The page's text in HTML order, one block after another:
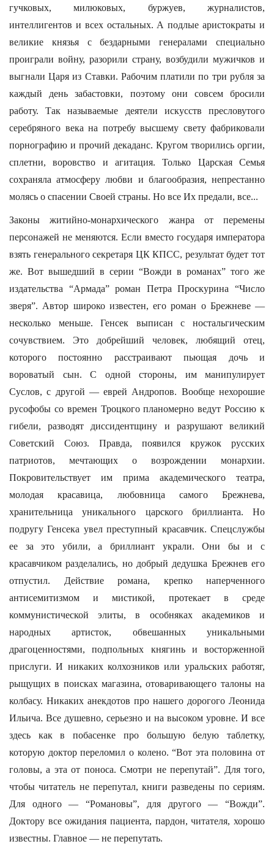
гучковых, милюковых, буржуев, журналистов,
интеллигентов и всех остальных. А подлые аристократы и
великие князья с бездарными генералами специально
проиграли войну, разорили страну, возбудили мужичков и
выгнали Царя из Ставки. Рабочим платили по три рубля за
каждый день забастовки, поэтому они совсем бросили
работу. Так называемые деятели искусств пресловутого
серебряного века на потребу высшему свету фабриковали
порнографию и прочий декаданс. Кругом творились оргии,
сплетни, воровство и агитация. Только Царская Семья
сохраняла атмосферу любви и благообразия, непрестанно
молясь о спасении Своей страны. Но все Их предали, все...
Законы житийно-монархического жанра от перемены
персонажей не меняются. Если вместо государя императора
взять генерального секретаря ЦК КПСС, результат будет тот
же. Вот вышедший в серии “Вожди в романах” того же
издательства “Армада” роман Петра Проскурина “Число
зверя”. Автор широко известен, его роман о Брежневе —
несколько меньше. Генсек выписан с ностальгическим
сочувствием. Это добрейший человек, любящий отец,
которого постоянно расстраивают пьющая дочь и
вороватый сын. С одной стороны, им манипулирует
Суслов, с другой — еврей Андропов. Вообще нехорошие
русофобы со времен Троцкого планомерно ведут Россию к
гибели, разводят диссидентщину и разрушают великий
Советский Союз. Правда, появился кружок русских
патриотов, мечтающих о возрождении монархии.
Покровительствует им прима академического театра,
молодая красавица, любовница самого Брежнева,
хранительница уникального царского бриллианта. Но
подругу Генсека увел преступный красавчик. Спецслужбы
ее за это убили, а бриллиант украли. Они бы и с
красавчиком разделались, но добрый дедушка Брежнев его
отпустил. Действие романа, крепко наперченного
антисемитизмом и мистикой, протекает в среде
коммунистической элиты, в особняках академиков и
народных артисток, обвешанных уникальными
драгоценностями, подпольных княгинь и восторженной
прислуги. И никаких колхозников или уральских работяг,
рыщущих в поисках магазина, отоваривающего талоны на
колбасу. Никаких анекдотов про нашего дорогого Леонида
Ильича. Все душевно, серьезно и на высоком уровне. И все
здесь как в побасенке про большую белую таблетку,
которую доктор переломил о колено. “Вот эта половина от
головы, а эта от поноса. Смотри не перепутай”. Для того,
чтобы читатель не перепутал, книги разведены по сериям.
Для одного — “Романовы”, для другого — “Вожди”.
Доктору все ожидания пациента, пардон, читателя, хорошо
известны. Главное — не перепутать.